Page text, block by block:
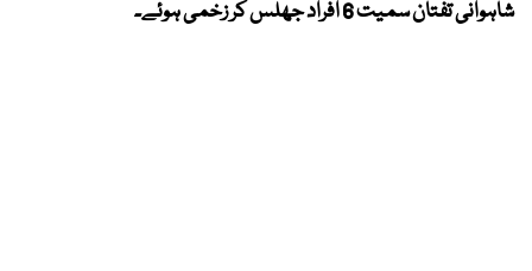
شاہوانی تفتان سمیت 6 افراد جھلس کر زخمی ہوئے۔